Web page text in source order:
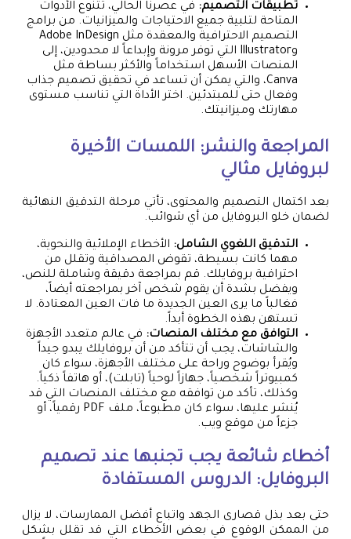
تطبيقات التصميم: في عصرنا الحالي، تتنوع الأدوات
المتاحة لتلبية جميع الاحتياجات والميزانيات. من برامج
التصميم الاحترافية والمعقدة مثل Adobe InDesign
وIllustrator التي توفر مرونة وإبداعاً لا محدودين، إلى
المنصات الأسهل استخداماً والأكثر بساطة مثل
Canva، والتي يمكن أن تساعد في تحقيق تصميم جذاب
وفعال حتى للمبتدئين. اختر الأداة التي تناسب مستوى
مهارتك وميزانيتك.
المراجعة والنشر: اللمسات الأخيرة
لبروفايل مثالي
بعد اكتمال التصميم والمحتوى، تأتي مرحلة التدقيق النهائية
لضمان خلو البروفايل من أي شوائب.
التدقيق اللغوي الشامل: الأخطاء الإملائية والنحوية،
مهما كانت بسيطة، تقوض المصداقية وتقلل من
احترافية بروفايلك. قم بمراجعة دقيقة وشاملة للنص،
ويفضل بشدة أن يقوم شخص آخر بمراجعته أيضاً،
فغالباً ما يرى العين الجديدة ما فات العين المعتادة. لا
تستهن بهذه الخطوة أبداً.
التوافق مع مختلف المنصات: في عالم متعدد الأجهزة
والشاشات، يجب أن تتأكد من أن بروفايلك يبدو جيداً
ويُقرأ بوضوح وراحة على مختلف الأجهزة، سواء كان
كمبيوتراً شخصياً، جهازاً لوحياً (تابلت)، أو هاتفاً ذكياً.
وكذلك، تأكد من توافقه مع مختلف المنصات التي قد
يُنشر عليها، سواء كان مطبوعاً، ملف PDF رقمياً، أو
جزءاً من موقع ويب.
أخطاء شائعة يجب تجنبها عند تصميم
البروفايل: الدروس المستفادة
حتى بعد بذل قصارى الجهد واتباع أفضل الممارسات، لا يزال
من الممكن الوقوع في بعض الأخطاء التي قد تقلل بشكل